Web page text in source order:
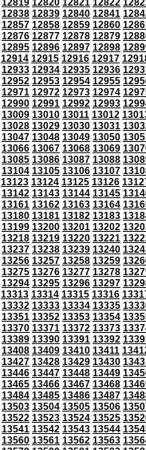
12819 12820 12821 12822
12838 12839 12840 12841
12857 12858 12859 12860
12876 12877 12878 12879
12895 12896 12897 12898
12914 12915 12916 12917
12933 12934 12935 12936
12952 12953 12954 12955
12971 12972 12973 12974
12990 12991 12992 12993
13009 13010 13011 13012
13028 13029 13030 13031
13047 13048 13049 13050
13066 13067 13068 13069
13085 13086 13087 13088
13104 13105 13106 13107
13123 13124 13125 13126
13142 13143 13144 13145
13161 13162 13163 13164
13180 13181 13182 13183
13199 13200 13201 13202
13218 13219 13220 13221
13237 13238 13239 13240
13256 13257 13258 13259
13275 13276 13277 13278
13294 13295 13296 13297
13313 13314 13315 13316
13332 13333 13334 13335
13351 13352 13353 13354
13370 13371 13372 13373
13389 13390 13391 13392
13408 13409 13410 13411
13427 13428 13429 13430
13446 13447 13448 13449
13465 13466 13467 13468
13484 13485 13486 13487
13503 13504 13505 13506
13522 13523 13524 13525
13541 13542 13543 13544
13560 13561 13562 13563